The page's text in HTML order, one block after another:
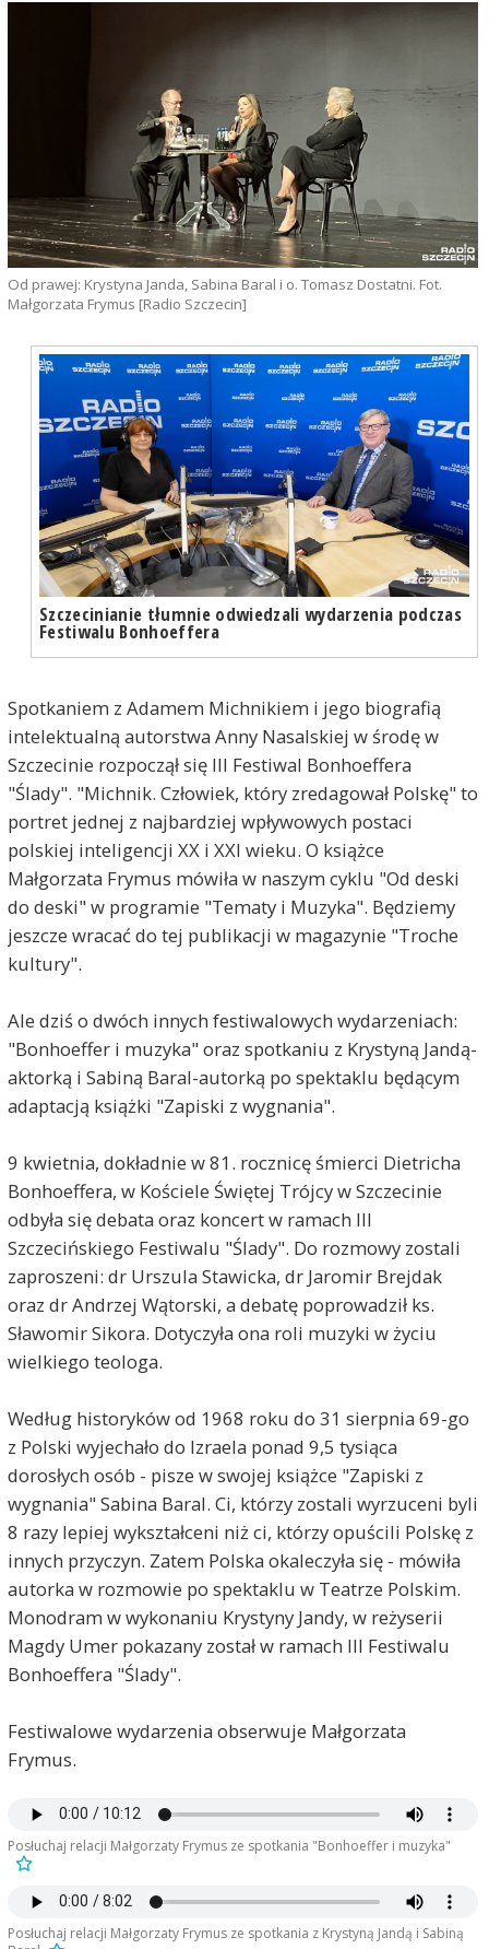
Od prawej: Krystyna Janda, Sabina Baral i o. Tomasz Dostatni. Fot.
Małgorzata Frymus [Radio Szczecin]
Szczecinianie tłumnie odwiedzali wydarzenia podczas
Festiwalu Bonhoeffera
Spotkaniem z Adamem Michnikiem i jego biografią
intelektualną autorstwa Anny Nasalskiej w środę w
Szczecinie rozpoczął się III Festiwal Bonhoeffera
"Ślady". "Michnik. Człowiek, który zredagował Polskę" to
portret jednej z najbardziej wpływowych postaci
polskiej inteligencji XX i XXI wieku. O książce
Małgorzata Frymus mówiła w naszym cyklu "Od deski
do deski" w programie "Tematy i Muzyka". Będziemy
jeszcze wracać do tej publikacji w magazynie "Troche
kultury".
Ale dziś o dwóch innych festiwalowych wydarzeniach:
"Bonhoeffer i muzyka" oraz spotkaniu z Krystyną Jandą-
aktorką i Sabiną Baral-autorką po spektaklu będącym
adaptacją książki "Zapiski z wygnania".
9 kwietnia, dokładnie w 81. rocznicę śmierci Dietricha
Bonhoeffera, w Kościele Świętej Trójcy w Szczecinie
odbyła się debata oraz koncert w ramach III
Szczecińskiego Festiwalu "Ślady". Do rozmowy zostali
zaproszeni: dr Urszula Stawicka, dr Jaromir Brejdak
oraz dr Andrzej Wątorski, a debatę poprowadził ks.
Sławomir Sikora. Dotyczyła ona roli muzyki w życiu
wielkiego teologa.
Według historyków od 1968 roku do 31 sierpnia 69-go
z Polski wyjechało do Izraela ponad 9,5 tysiąca
dorosłych osób - pisze w swojej książce "Zapiski z
wygnania" Sabina Baral. Ci, którzy zostali wyrzuceni byli
8 razy lepiej wykształceni niż ci, którzy opuścili Polskę z
innych przyczyn. Zatem Polska okaleczyła się - mówiła
autorka w rozmowie po spektaklu w Teatrze Polskim.
Monodram w wykonaniu Krystyny Jandy, w reżyserii
Magdy Umer pokazany został w ramach III Festiwalu
Bonhoeffera "Ślady".
Festiwalowe wydarzenia obserwuje Małgorzata
Frymus.
Posłuchaj relacji Małgorzaty Frymus ze spotkania "Bonhoeffer i muzyka"
Posłuchaj relacji Małgorzaty Frymus ze spotkania z Krystyną Jandą i Sabiną